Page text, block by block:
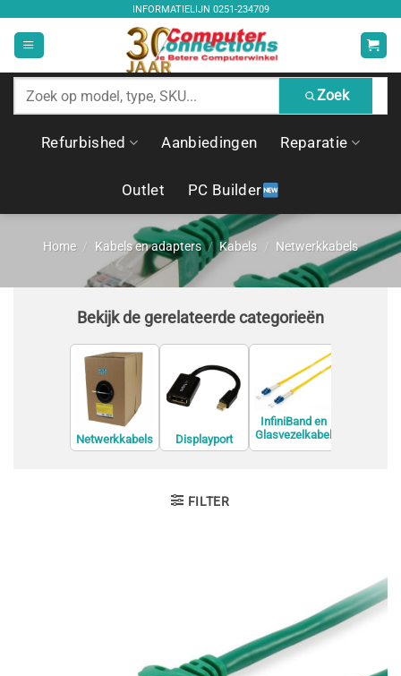
inhoud
INFORMATIELIJN 0251-234709
Zoek
producten
Zoek
Refurbished Aanbiedingen Reparatie
Outlet PC Builder
Home / Kabels en adapters / Kabels / Netwerkkabels
Bekijk de gerelateerde categorieën
Netwerkkabels
Displayport
kabels
InfiniBand en
Glasvezelkabel
s
FILTER